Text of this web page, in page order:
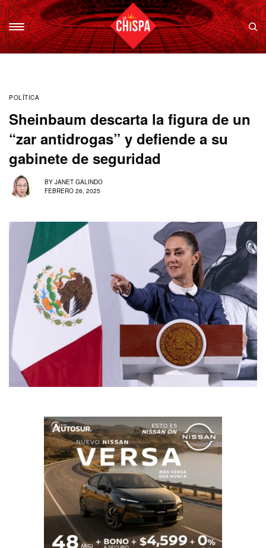
POLÍTICA
Sheinbaum descarta la figura de un
“zar antidrogas” y defiende a su
gabinete de seguridad
BY JANET GALINDO
FEBRERO 26, 2025